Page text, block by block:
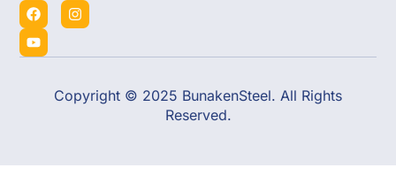
Copyright © 2025 BunakenSteel. All Rights
Reserved.